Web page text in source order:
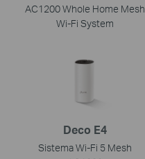
AC1200 Whole Home Mesh
Wi-Fi System
Deco E4
Sistema Wi-Fi 5 Mesh